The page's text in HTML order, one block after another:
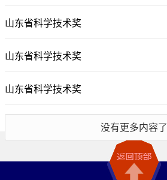
山东省科学技术奖
山东省科学技术奖
山东省科学技术奖
没有更多内容了